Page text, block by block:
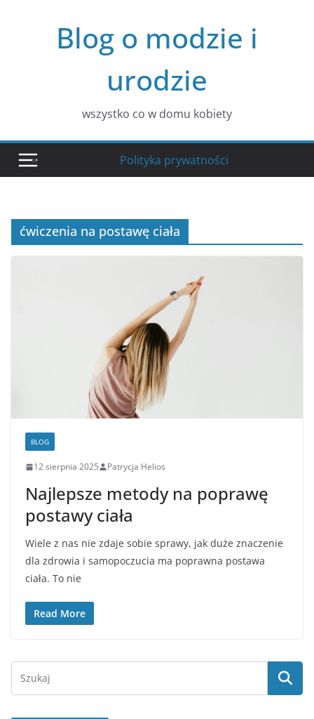
Blog o modzie i
urodzie
wszystko co w domu kobiety
Polityka prywatności
ćwiczenia na postawę ciała
BLOG
12 sierpnia 2025 Patrycja Helios
Najlepsze metody na poprawę
postawy ciała
Wiele z nas nie zdaje sobie sprawy, jak duże znaczenie
dla zdrowia i samopoczucia ma poprawna postawa
ciała. To nie
Read More